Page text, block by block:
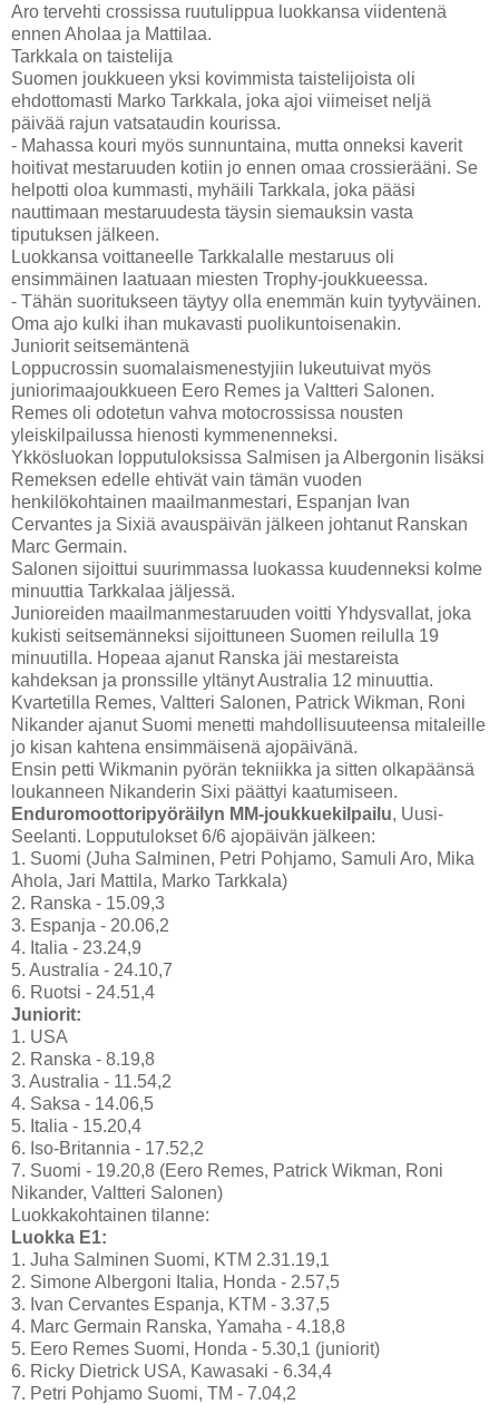
Aro tervehti crossissa ruutulippua luokkansa viidentenä
ennen Aholaa ja Mattilaa.
Tarkkala on taistelija
Suomen joukkueen yksi kovimmista taistelijoista oli
ehdottomasti Marko Tarkkala, joka ajoi viimeiset neljä
päivää rajun vatsataudin kourissa.
- Mahassa kouri myös sunnuntaina, mutta onneksi kaverit
hoitivat mestaruuden kotiin jo ennen omaa crossierääni. Se
helpotti oloa kummasti, myhäili Tarkkala, joka pääsi
nauttimaan mestaruudesta täysin siemauksin vasta
tiputuksen jälkeen.
Luokkansa voittaneelle Tarkkalalle mestaruus oli
ensimmäinen laatuaan miesten Trophy-joukkueessa.
- Tähän suoritukseen täytyy olla enemmän kuin tyytyväinen.
Oma ajo kulki ihan mukavasti puolikuntoisenakin.
Juniorit seitsemäntenä
Loppucrossin suomalaismenestyjiin lukeutuivat myös
juniorimaajoukkueen Eero Remes ja Valtteri Salonen.
Remes oli odotetun vahva motocrossissa nousten
yleiskilpailussa hienosti kymmenenneksi.
Ykkösluokan lopputuloksissa Salmisen ja Albergonin lisäksi
Remeksen edelle ehtivät vain tämän vuoden
henkilökohtainen maailmanmestari, Espanjan Ivan
Cervantes ja Sixiä avauspäivän jälkeen johtanut Ranskan
Marc Germain.
Salonen sijoittui suurimmassa luokassa kuudenneksi kolme
minuuttia Tarkkalaa jäljessä.
Junioreiden maailmanmestaruuden voitti Yhdysvallat, joka
kukisti seitsemänneksi sijoittuneen Suomen reilulla 19
minuutilla. Hopeaa ajanut Ranska jäi mestareista
kahdeksan ja pronssille yltänyt Australia 12 minuuttia.
Kvartetilla Remes, Valtteri Salonen, Patrick Wikman, Roni
Nikander ajanut Suomi menetti mahdollisuuteensa mitaleille
jo kisan kahtena ensimmäisenä ajopäivänä.
Ensin petti Wikmanin pyörän tekniikka ja sitten olkapäänsä
loukanneen Nikanderin Sixi päättyi kaatumiseen.
Enduromoottoripyöräilyn MM-joukkuekilpailu, Uusi-
Seelanti. Lopputulokset 6/6 ajopäivän jälkeen:
1. Suomi (Juha Salminen, Petri Pohjamo, Samuli Aro, Mika
Ahola, Jari Mattila, Marko Tarkkala)
2. Ranska - 15.09,3
3. Espanja - 20.06,2
4. Italia - 23.24,9
5. Australia - 24.10,7
6. Ruotsi - 24.51,4
Juniorit:
1. USA
2. Ranska - 8.19,8
3. Australia - 11.54,2
4. Saksa - 14.06,5
5. Italia - 15.20,4
6. Iso-Britannia - 17.52,2
7. Suomi - 19.20,8 (Eero Remes, Patrick Wikman, Roni
Nikander, Valtteri Salonen)
Luokkakohtainen tilanne:
Luokka E1:
1. Juha Salminen Suomi, KTM 2.31.19,1
2. Simone Albergoni Italia, Honda - 2.57,5
3. Ivan Cervantes Espanja, KTM - 3.37,5
4. Marc Germain Ranska, Yamaha - 4.18,8
5. Eero Remes Suomi, Honda - 5.30,1 (juniorit)
6. Ricky Dietrick USA, Kawasaki - 6.34,4
7. Petri Pohjamo Suomi, TM - 7.04,2